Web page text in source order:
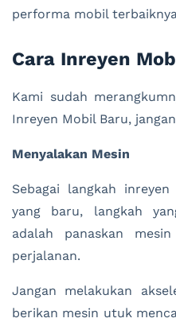
performa mobil
Cara Inreyen
Kami sudah
Inreyen Mobil Baru,
Menyalakan Mesin
Sebagai langkah
yang baru, langkah
adalah panaskan
perjalanan.
Jangan melakukan
berikan mesin utuk